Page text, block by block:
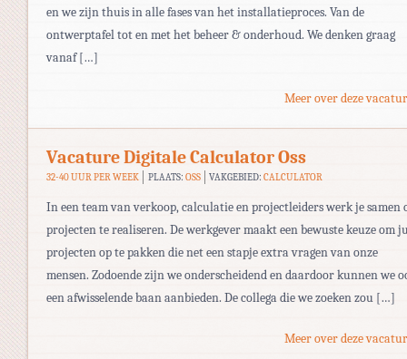
en we zijn thuis in alle fases van het installatieproces. Van de
ontwerptafel tot en met het beheer & onderhoud. We denken graag
vanaf […]
Meer over deze
Vacature Digitale Calculator Oss
32-40 UUR PER WEEK PLAATS: OSS VAKGEBIED:CALCULATOR
In een team van verkoop, calculatie en projectleiders werk je samen
projecten te realiseren. De werkgever maakt een bewuste keuze om
projecten op te pakken die net een stapje extra vragen van onze
mensen. Zodoende zijn we onderscheidend en daardoor kunnen we
een afwisselende baan aanbieden. De collega die we zoeken zou […]
Meer over deze